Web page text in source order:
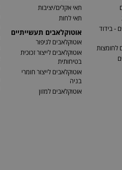
- בידוד
לחומצות
תאי אקלים/יציבות
תאי לחות
אוטוקלאבים תעשייתיים
אוטוקלאבים לגיפור
אוטוקלאבים לייצור זכוכית
בטיחותית
אוטוקלאבים לייצור חומרי
בניה
אוטוקלאבים למזון